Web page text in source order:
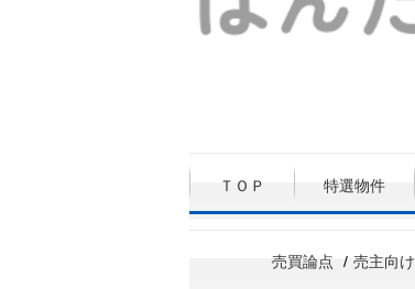
ＴＯＰ 特選物件
売買論点 売主向け